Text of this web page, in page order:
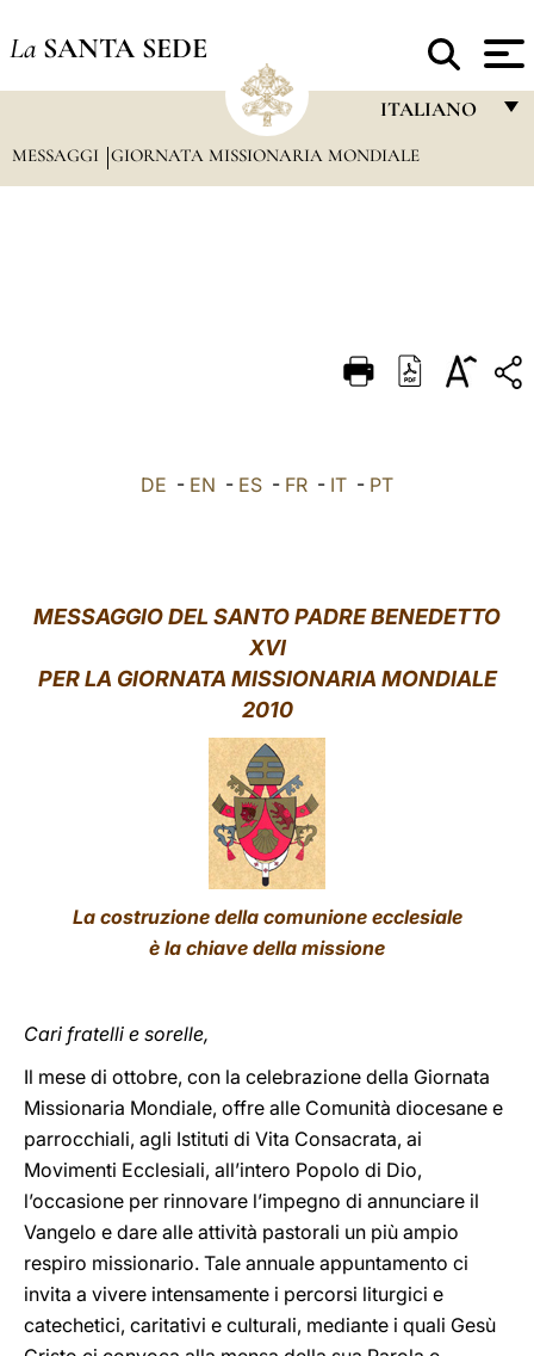
La SANTA SEDE
ITALIANO
FRANÇAIS
DEUTSCH
العربيّة
MESSAGGI GIORNATA MISSIONARIA MONDIALE
DE - EN - ES - FR - IT - PT
MESSAGGIO DEL SANTO PADRE BENEDETTO
XVI
PER LA GIORNATA MISSIONARIA MONDIALE
2010
La costruzione della comunione ecclesiale
è la chiave della missione
Cari fratelli e sorelle,
Il mese di ottobre, con la celebrazione della Giornata
Missionaria Mondiale, offre alle Comunità diocesane e
parrocchiali, agli Istituti di Vita Consacrata, ai
Movimenti Ecclesiali, all’intero Popolo di Dio,
l’occasione per rinnovare l’impegno di annunciare il
Vangelo e dare alle attività pastorali un più ampio
respiro missionario. Tale annuale appuntamento ci
invita a vivere intensamente i percorsi liturgici e
catechetici, caritativi e culturali, mediante i quali Gesù